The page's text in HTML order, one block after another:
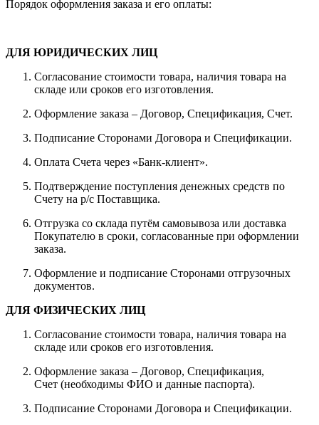
Порядок оформления заказа и его оплаты:
ДЛЯ ЮРИДИЧЕСКИХ ЛИЦ
Согласование стоимости товара, наличия товара на
складе или сроков его изготовления.
Оформление заказа – Договор, Спецификация, Счет.
Подписание Сторонами Договора и Спецификации.
Оплата Счета через «Банк-клиент».
Подтверждение поступления денежных средств по
Счету на р/с Поставщика.
Отгрузка со склада путём самовывоза или доставка
Покупателю в сроки, согласованные при оформлении
заказа.
Оформление и подписание Сторонами отгрузочных
документов.
ДЛЯ ФИЗИЧЕСКИХ ЛИЦ
Согласование стоимости товара, наличия товара на
складе или сроков его изготовления.
Оформление заказа – Договор, Спецификация,
Счет (необходимы ФИО и данные паспорта).
Подписание Сторонами Договора и Спецификации.